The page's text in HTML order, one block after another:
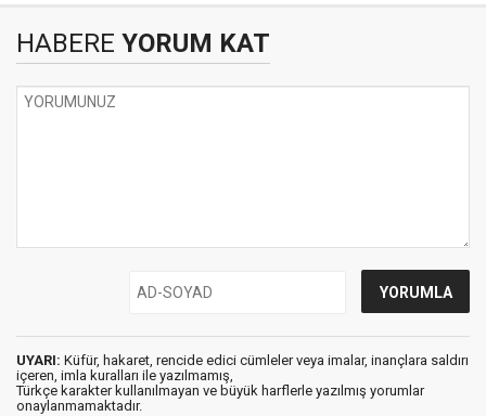
HABERE YORUM KAT
UYARI: Küfür, hakaret, rencide edici cümleler veya imalar, inançlara saldırı
içeren, imla kuralları ile yazılmamış,
Türkçe karakter kullanılmayan ve büyük harflerle yazılmış yorumlar
onaylanmamaktadır.